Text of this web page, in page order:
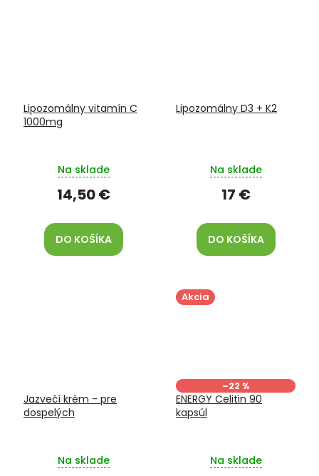
Lipozomálny vitamín C
1000mg
Na sklade
14,50 €
DO KOŠÍKA
Lipozomálny D3 + K2
Na sklade
17 €
DO KOŠÍKA
Jazvečí krém - pre
dospelých
Na sklade
Akcia
–22 %
ENERGY Celitin 90
kapsúl
Na sklade